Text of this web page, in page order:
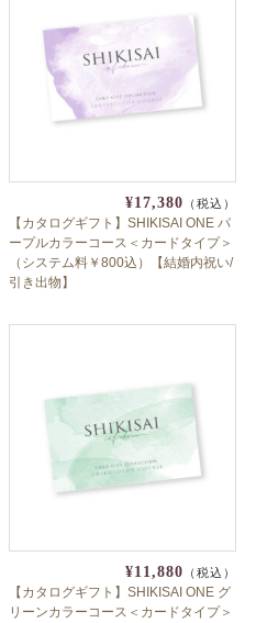
¥17,380 （税込）
【カタログギフト】SHIKISAI ONE パ
ープルカラーコース＜カードタイプ＞
（システム料￥800込）【結婚内祝い/
引き出物】
¥11,880 （税込）
【カタログギフト】SHIKISAI ONE グ
リーンカラーコース＜カードタイプ＞